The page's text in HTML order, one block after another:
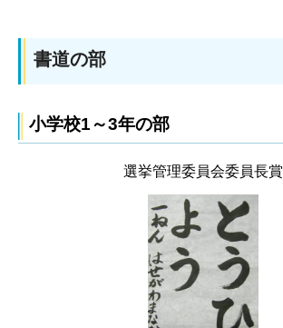
書道の部
小学校1～3年の部
選挙管理委員会委員長賞